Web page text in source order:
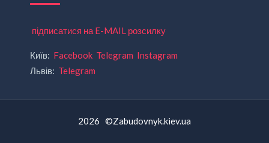
підписатися на E-MAIL розсилку
Київ: Facebook Telegram Instagram
Львів: Telegram
2026 ©Zabudovnyk.kiev.ua